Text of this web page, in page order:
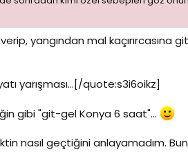
yangından mal kaçırırcasına
yarışması...[/quote:s3i6oikz]
gibi "git-gel Konya 6 saat"...
nasıl geçtiğini anlayamadım.